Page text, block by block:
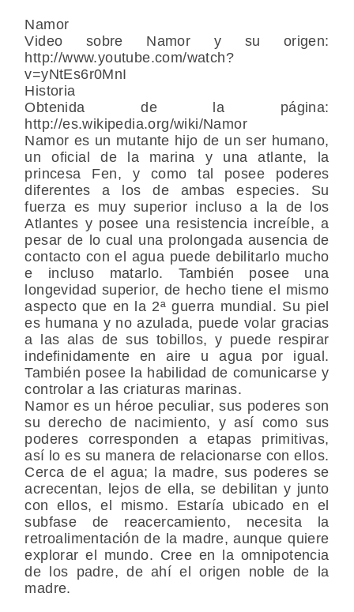
Namor
Video sobre Namor y su origen:
http://www.youtube.com/watch?
v=yNtEs6r0MnI
Historia
Obtenida de la página:
http://es.wikipedia.org/wiki/Namor
Namor es un mutante hijo de un ser humano,
un oficial de la marina y una atlante, la
princesa Fen, y como tal posee poderes
diferentes a los de ambas especies. Su
fuerza es muy superior incluso a la de los
Atlantes y posee una resistencia increíble, a
pesar de lo cual una prolongada ausencia de
contacto con el agua puede debilitarlo mucho
e incluso matarlo. También posee una
longevidad superior, de hecho tiene el mismo
aspecto que en la 2ª guerra mundial. Su piel
es humana y no azulada, puede volar gracias
a las alas de sus tobillos, y puede respirar
indefinidamente en aire u agua por igual.
También posee la habilidad de comunicarse y
controlar a las criaturas marinas.
Namor es un héroe peculiar, sus poderes son
su derecho de nacimiento, y así como sus
poderes corresponden a etapas primitivas,
así lo es su manera de relacionarse con ellos.
Cerca de el agua; la madre, sus poderes se
acrecentan, lejos de ella, se debilitan y junto
con ellos, el mismo. Estaría ubicado en el
subfase de reacercamiento, necesita la
retroalimentación de la madre, aunque quiere
explorar el mundo. Cree en la omnipotencia
de los padre, de ahí el origen noble de la
madre.